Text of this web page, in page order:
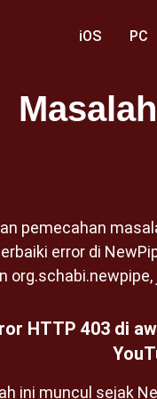
iOS PC
pemecahan
error di
org.schabi.newpipe,
HTTP 403 di
ini muncul sejak